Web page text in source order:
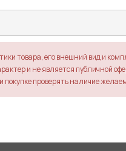
товара, его внешний вид и
и не является публичной
покупке проверять наличие